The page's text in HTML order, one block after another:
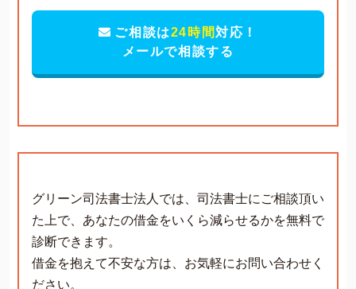
ご相談は24時間対応！
メールで相談する
グリーン司法書士法人では、司法書士にご相談頂い
た上で、あなたの借金をいくら減らせるかを無料で
診断できます。
借金を抱えて不安な方は、お気軽にお問い合わせく
ださい。